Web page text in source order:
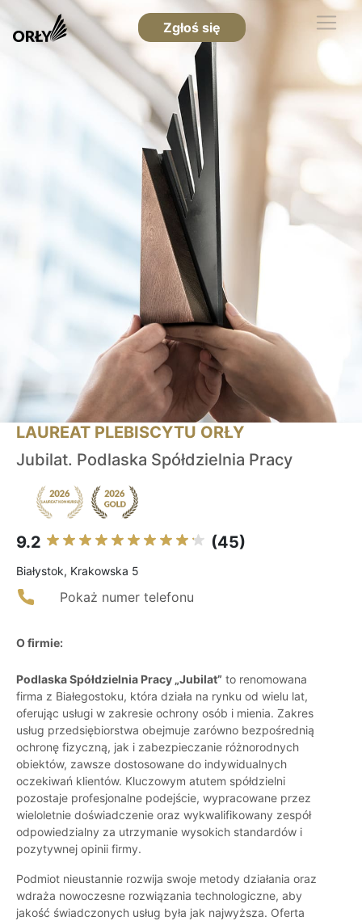
Zgłoś się
LAUREAT PLEBISCYTU ORŁY
Jubilat. Podlaska Spółdzielnia Pracy
9.2 (45)
Białystok, Krakowska 5
Pokaż numer telefonu
O firmie:
Podlaska Spółdzielnia Pracy „Jubilat” to renomowana
firma z Białegostoku, która działa na rynku od wielu lat,
oferując usługi w zakresie ochrony osób i mienia. Zakres
usług przedsiębiorstwa obejmuje zarówno bezpośrednią
ochronę fizyczną, jak i zabezpieczanie różnorodnych
obiektów, zawsze dostosowane do indywidualnych
oczekiwań klientów. Kluczowym atutem spółdzielni
pozostaje profesjonalne podejście, wypracowane przez
wieloletnie doświadczenie oraz wykwalifikowany zespół
odpowiedzialny za utrzymanie wysokich standardów i
pozytywnej opinii firmy.
Podmiot nieustannie rozwija swoje metody działania oraz
wdraża nowoczesne rozwiązania technologiczne, aby
jakość świadczonych usług była jak najwyższa. Oferta